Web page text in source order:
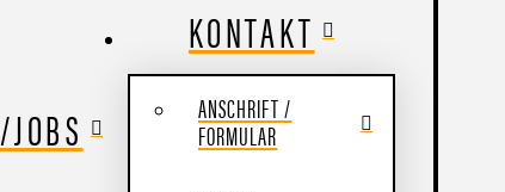
KONTAKT
ANSCHRIFT /
FORMULAR